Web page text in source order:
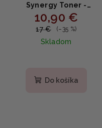
Synergy Toner -
posilňujúci toner s
propolisom 150ml
10,90 €
17 € (–35 %)
Skladom
produktu
Do košíka